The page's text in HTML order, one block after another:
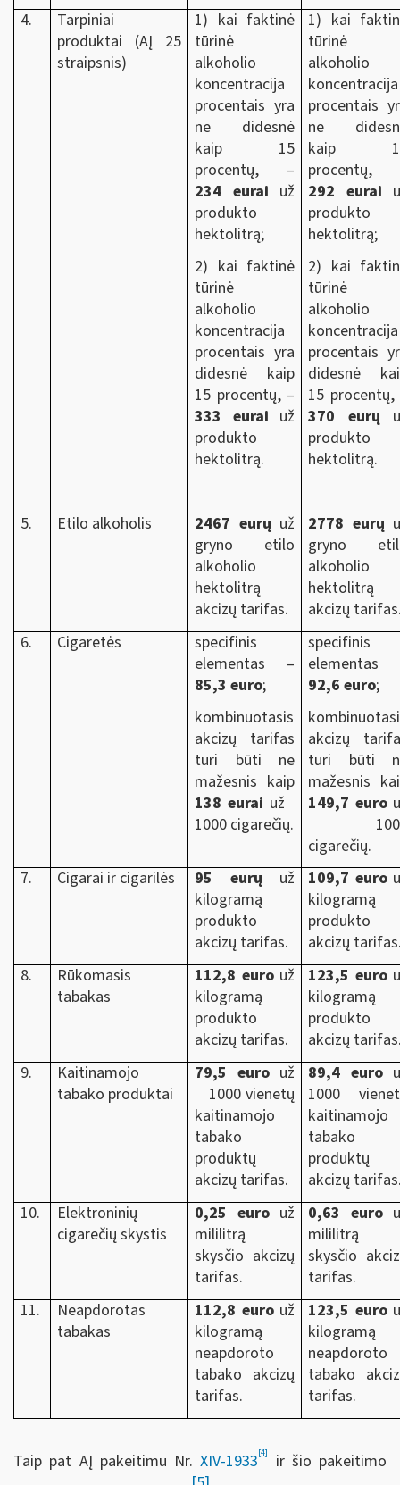
4.
Tarpiniai
produktai (AĮ 25
straipsnis)
1) kai faktinė
tūrinė
alkoholio
koncentracija
procentais yra
ne didesnė
kaip 15
procentų, –
234 eurai už
produkto
hektolitrą;
2) kai faktinė
tūrinė
alkoholio
koncentracija
procentais yra
didesnė kaip
15 procentų, –
333 eurai už
produkto
hektolitrą.
1) kai
tūrinė
alkoholio
koncentracija
procentais
ne
kaip
procentų,
292 eurai
produkto
hektolitrą;
2) kai
tūrinė
alkoholio
koncentracija
procentais
didesnė
15 procentų,
370 eurų
produkto
hektolitrą.
5. Etilo alkoholis 2467 eurų už
gryno etilo
alkoholio
hektolitrą
akcizų tarifas.
2778 eurų
gryno
alkoholio
hektolitrą
akcizų
6.
Cigaretės
specifinis
elementas –
85,3 euro;
kombinuotasis
akcizų tarifas
turi būti ne
mažesnis kaip
138 eurai už
1000 cigarečių.
specifinis
elementas
92,6 euro;
akcizų
turi būti
mažesnis
149,7 euro
cigarečių.
7.
Cigarai ir cigarilės 95 eurų už
kilogramą
produkto
akcizų tarifas.
109,7 euro
kilogramą
produkto
akcizų
8.
Rūkomasis
tabakas
112,8 eurouž
kilogramą
produkto
akcizų tarifas.
123,5 euro
kilogramą
produkto
akcizų
9.
Kaitinamojo
tabako produktai
79,5 eurouž
1000 vienetų
kaitinamojo
tabako
produktų
akcizų tarifas.
89,4 euro
1000
kaitinamojo
tabako
produktų
akcizų
10.
Elektroninių
cigarečių skystis
0,25 eurouž
mililitrą
skysčio akcizų
tarifas.
0,63 euro
mililitrą
skysčio
tarifas.
11.
Neapdorotas
tabakas
112,8 eurouž
kilogramą
neapdoroto
tabako akcizų
tarifas.
123,5 euro
kilogramą
neapdoroto
tabako
tarifas.
Taip pat AĮ pakeitimu Nr. XIV-1933[4]
ir šio pakeitimo